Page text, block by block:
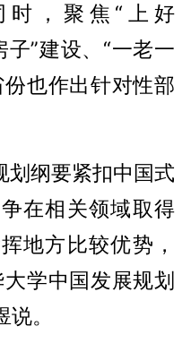
时，聚焦“上好
子”建设、“一老一
也作出针对性部
划纲要紧扣中国式
在相关领域取得
地方比较优势，
学中国发展规划
。